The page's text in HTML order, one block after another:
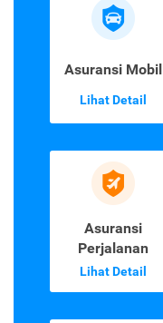
Asuransi Mobil
Lihat Detail
Asuransi
Perjalanan
Lihat Detail